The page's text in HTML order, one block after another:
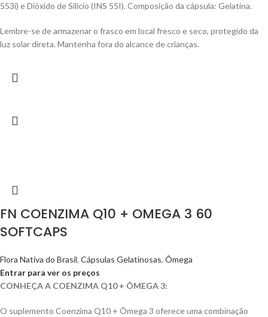
553i) e Dióxido de Silício (INS 55I). Composição da cápsula: Gelatina.
Lembre-se de armazenar o frasco em local fresco e seco, protegido da
luz solar direta. Mantenha fora do alcance de crianças.
FN COENZIMA Q10 + OMEGA 3 60
SOFTCAPS
Flora Nativa do Brasil, Cápsulas Gelatinosas, Ômega
Entrar para ver os preços
CONHEÇA A COENZIMA Q10 + ÔMEGA 3:
O suplemento Coenzima Q10 + Ômega 3 oferece uma combinação